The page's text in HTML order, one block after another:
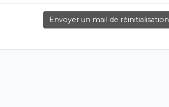
Envoyer un mail de réinitialisation